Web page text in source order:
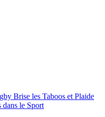
Brise les Taboos et Plaide
le Sport